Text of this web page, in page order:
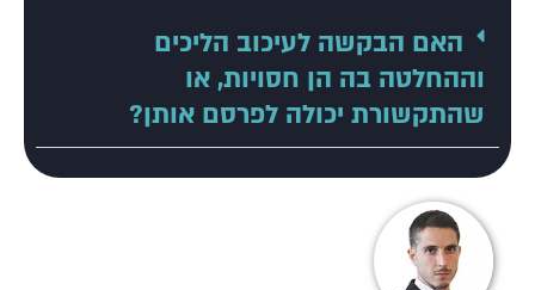
האם הבקשה לעיכוב הליכים
וההחלטה בה הן חסויות, או
שהתקשורת יכולה לפרסם אותן?